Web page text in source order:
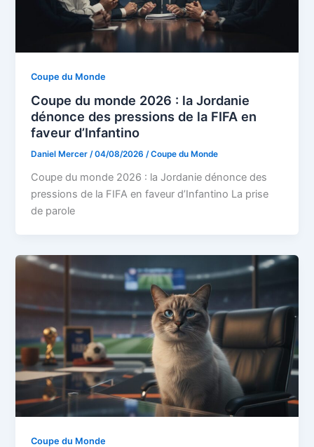
Coupe du Monde
Coupe du monde 2026 : la Jordanie
dénonce des pressions de la FIFA en
faveur d’Infantino
Daniel Mercer/04/08/2026/Coupe du Monde
Coupe du monde 2026 : la Jordanie dénonce des
pressions de la FIFA en faveur d’Infantino La prise
de parole
Coupe du Monde